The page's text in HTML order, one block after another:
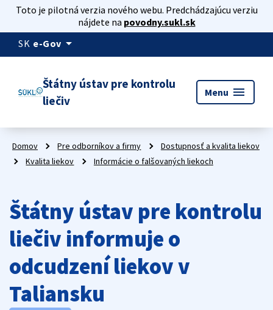
Toto je pilotná verzia nového webu. Predchádzajúcu verziu
nájdete na povodny.sukl.sk
SK e-Gov arrow_drop_down
Štátny ústav pre kontrolu
liečiv
Menu menu
Domov Pre odborníkov a firmy
Dostupnosť a kvalita liekov
Kvalita liekov
Informácie o falšovaných liekoch
Štátny ústav pre kontrolu
liečiv informuje o
odcudzení liekov v
Taliansku